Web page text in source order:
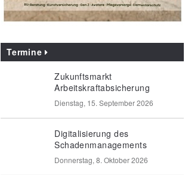
Termine
Zukunftsmarkt
Arbeitskraftabsicherung
Dienstag, 15. September 2026
Digitalisierung des
Schadenmanagements
Donnerstag, 8. Oktober 2026